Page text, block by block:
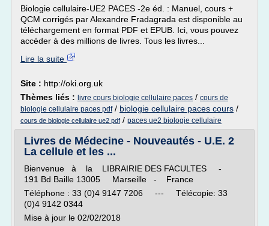
Biologie cellulaire-UE2 PACES -2e éd. : Manuel, cours +
QCM corrigés par Alexandre Fradagrada est disponible au
téléchargement en format PDF et EPUB. Ici, vous pouvez
accéder à des millions de livres. Tous les livres...
Lire la suite
Site : http://oki.org.uk
Thèmes liés : livre cours biologie cellulaire paces / cours de
biologie cellulaire paces pdf/ biologie cellulaire paces cours /
cours de biologie cellulaire ue2 pdf / paces ue2 biologie cellulaire
Livres de Médecine - Nouveautés - U.E. 2
La cellule et les ...
Bienvenue à la LIBRAIRIE DES FACULTES -
191 Bd Baille 13005 Marseille - France
Téléphone : 33 (0)4 9147 7206 --- Télécopie: 33
(0)4 9142 0344
Mise à jour le 02/02/2018